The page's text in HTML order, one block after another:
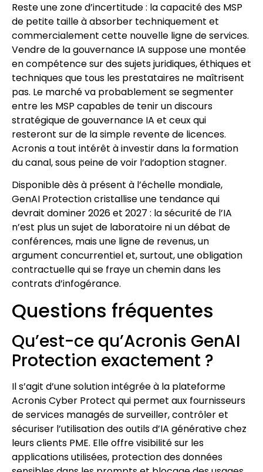
Reste une zone d’incertitude : la capacité des MSP
de petite taille à absorber techniquement et
commercialement cette nouvelle ligne de services.
Vendre de la gouvernance IA suppose une montée
en compétence sur des sujets juridiques, éthiques et
techniques que tous les prestataires ne maîtrisent
pas. Le marché va probablement se segmenter
entre les MSP capables de tenir un discours
stratégique de gouvernance IA et ceux qui
resteront sur de la simple revente de licences.
Acronis a tout intérêt à investir dans la formation
du canal, sous peine de voir l’adoption stagner.
Disponible dès à présent à l’échelle mondiale,
GenAI Protection cristallise une tendance qui
devrait dominer 2026 et 2027 : la sécurité de l’IA
n’est plus un sujet de laboratoire ni un débat de
conférences, mais une ligne de revenus, un
argument concurrentiel et, surtout, une obligation
contractuelle qui se fraye un chemin dans les
contrats d’infogérance.
Questions fréquentes
Qu’est-ce qu’Acronis GenAI
Protection exactement ?
Il s’agit d’une solution intégrée à la plateforme
Acronis Cyber Protect qui permet aux fournisseurs
de services managés de surveiller, contrôler et
sécuriser l’utilisation des outils d’IA générative chez
leurs clients PME. Elle offre visibilité sur les
applications utilisées, protection des données